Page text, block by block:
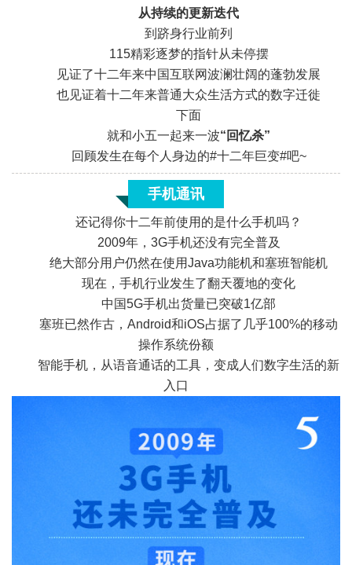
从持续的更新迭代
到跻身行业前列
115精彩逐梦的指针从未停摆
见证了十二年来中国互联网波澜壮阔的蓬勃发展
也见证着十二年来普通大众生活方式的数字迁徙
下面
就和小五一起来一波“回忆杀”
回顾发生在每个人身边的#十二年巨变#吧~
手机通讯
还记得你十二年前使用的是什么手机吗？
2009年，3G手机还没有完全普及
绝大部分用户仍然在使用Java功能机和塞班智能机
现在，手机行业发生了翻天覆地的变化
中国5G手机出货量已突破1亿部
塞班已然作古，Android和iOS占据了几乎100%的移动
操作系统份额
智能手机，从语音通话的工具，变成人们数字生活的新
入口